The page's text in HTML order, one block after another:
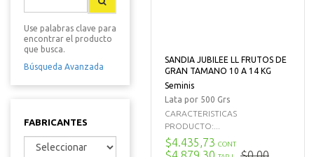
Use palabras clave para
encontrar el producto
que busca.
Búsqueda Avanzada
FABRICANTES
SANDIA JUBILEE LL FRUTOS DE
GRAN TAMANO 10 A 14 KG
Seminis
Lata por 500 Grs
CARACTERISTICAS
PRODUCTO:...
$4.435,73 CONT